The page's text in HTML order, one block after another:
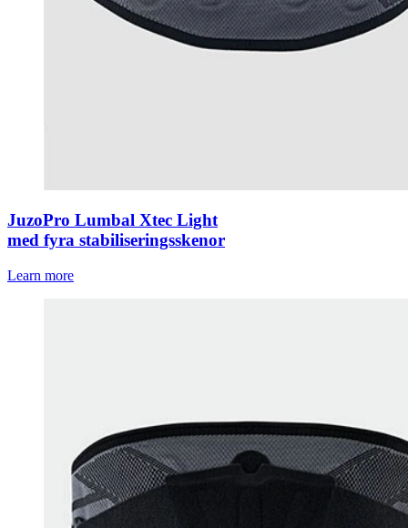
JuzoPro Lumbal Xtec Light
med fyra stabiliseringsskenor
Learn more